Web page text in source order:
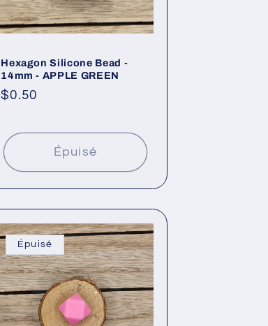
Hexagon Silicone Bead -
14mm - APPLE GREEN
Prix
$0.50
Épuisé
Épuisé